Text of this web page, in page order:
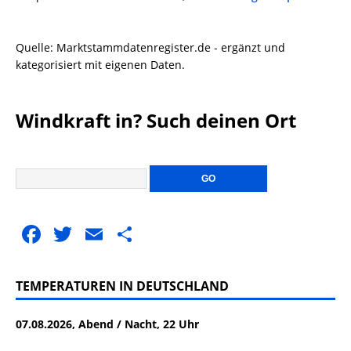
Quelle: Marktstammdatenregister.de - ergänzt und
kategorisiert mit eigenen Daten.
Windkraft in? Such deinen Ort
F
c
e
b
T
it
te
r
E
ai
l
le
n
TEMPERATUREN IN DEUTSCHLAND
07.08.2026, Abend / Nacht, 22 Uhr